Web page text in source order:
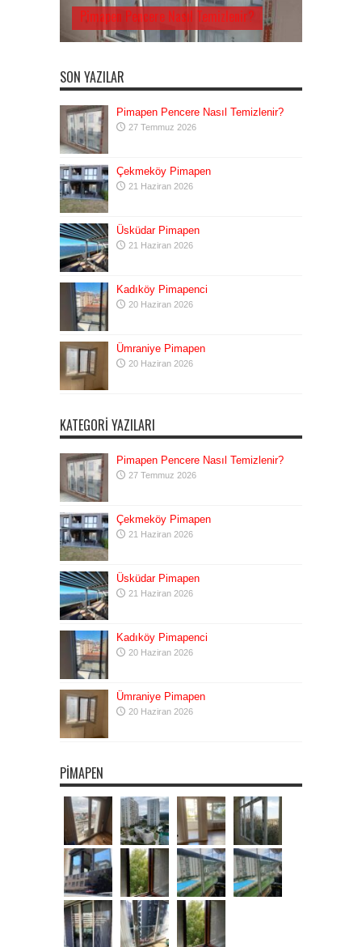
Pimapen Pencere Nasıl Temizlenir?
SON YAZILAR
Pimapen Pencere Nasıl Temizlenir?
27 Temmuz 2026
Çekmeköy Pimapen
21 Haziran 2026
Üsküdar Pimapen
21 Haziran 2026
Kadıköy Pimapenci
20 Haziran 2026
Ümraniye Pimapen
20 Haziran 2026
KATEGORI YAZILARI
Pimapen Pencere Nasıl Temizlenir?
27 Temmuz 2026
Çekmeköy Pimapen
21 Haziran 2026
Üsküdar Pimapen
21 Haziran 2026
Kadıköy Pimapenci
20 Haziran 2026
Ümraniye Pimapen
20 Haziran 2026
PIMAPEN